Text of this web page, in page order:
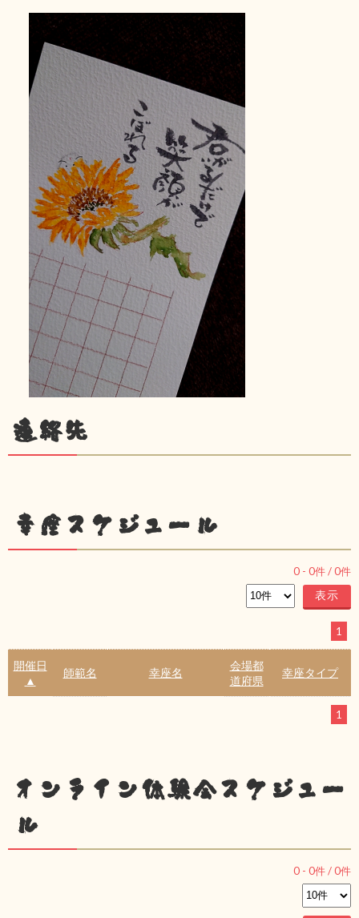
連絡先
幸座スケジュール
0 - 0件 /0件
1
開催日
▲
師範名 幸座名
会場都
道府県
幸座タイプ
1
オンライン体験会スケジュー
ル
0 - 0件 /0件